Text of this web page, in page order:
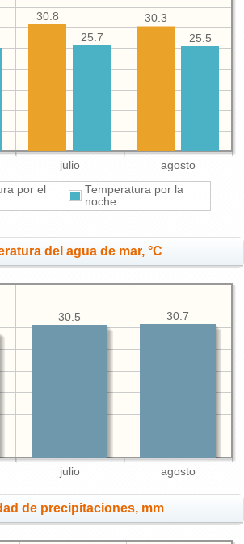
julio agosto
30.3
30.8
25.5
25.7
por el
Temperatura por la
noche
del agua de mar, °C
julio agosto
30.7
30.5
de precipitaciones, mm